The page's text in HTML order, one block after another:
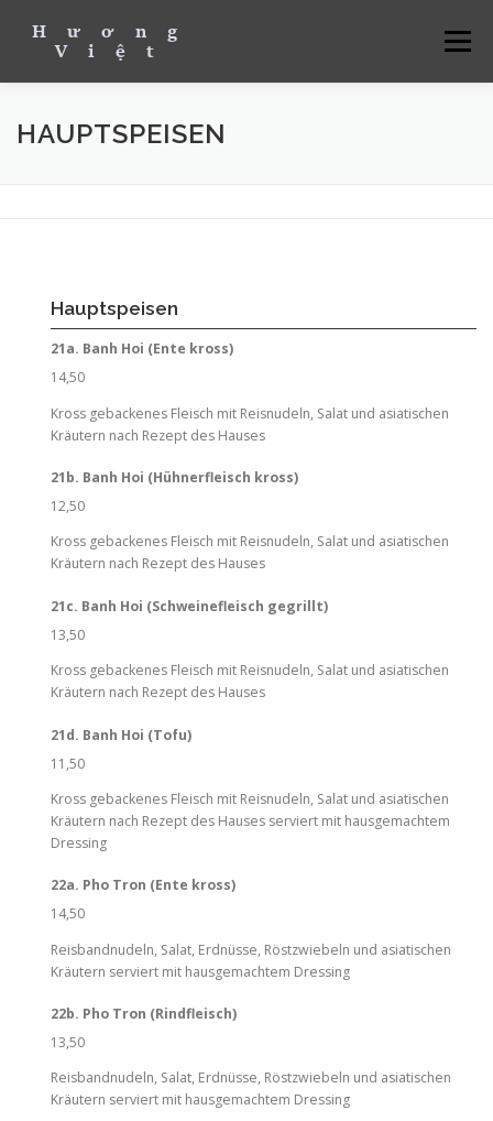
Menü
ÜBER UNS MITTAGSKARTE
HAUPTSPEISEN
Hauptspeisen
21a. Banh Hoi (Ente kross)
14,50
Kross gebackenes Fleisch mit Reisnudeln, Salat und asiatischen
Kräutern nach Rezept des Hauses
21b. Banh Hoi (Hühnerfleisch kross)
12,50
Kross gebackenes Fleisch mit Reisnudeln, Salat und asiatischen
Kräutern nach Rezept des Hauses
21c. Banh Hoi (Schweinefleisch gegrillt)
13,50
Kross gebackenes Fleisch mit Reisnudeln, Salat und asiatischen
Kräutern nach Rezept des Hauses
21d. Banh Hoi (Tofu)
11,50
Kross gebackenes Fleisch mit Reisnudeln, Salat und asiatischen
Kräutern nach Rezept des Hauses serviert mit hausgemachtem
Dressing
22a. Pho Tron (Ente kross)
14,50
Reisbandnudeln, Salat, Erdnüsse, Röstzwiebeln und asiatischen
Kräutern serviert mit hausgemachtem Dressing
22b. Pho Tron (Rindfleisch)
13,50
Reisbandnudeln, Salat, Erdnüsse, Röstzwiebeln und asiatischen
Kräutern serviert mit hausgemachtem Dressing